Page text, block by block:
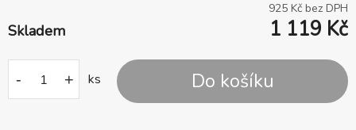
925 Kč bez DPH
Skladem 1 119 Kč
- + ks Do košíku